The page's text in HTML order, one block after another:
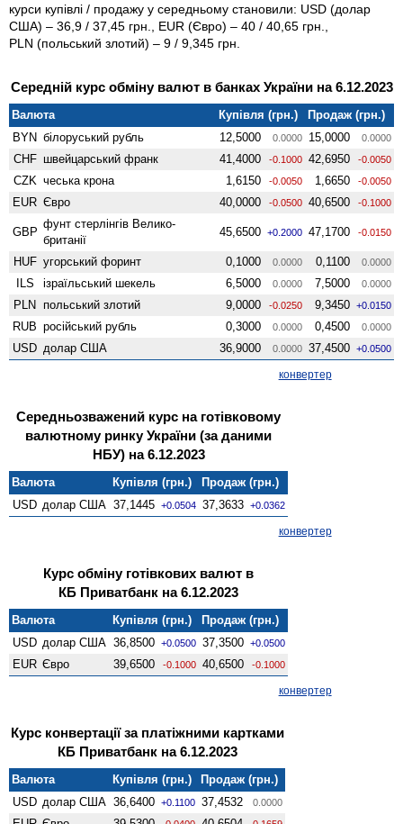
курси купівлі / продажу у середньому становили: USD (долар
США) – 36,9 / 37,45 грн., EUR (Євро) – 40 / 40,65 грн.,
PLN (польський злотий) – 9 / 9,345 грн.
Середній курс обміну валют в банках України на 6.12.2023
Валюта Купівля (грн.)
Продаж (грн.)
BYN білоруський рубль 12,5000 0.0000 15,0000 0.0000
CHF швейцарський франк 41,4000 -0.1000 42,6950 -0.0050
CZK чеська крона 1,6150 -0.0050 1,6650 -0.0050
EUR Євро 40,0000 -0.0500 40,6500 -0.1000
GBP
фунт стерлінгів Велико­
британії
45,6500 +0.2000 47,1700 -0.0150
HUF угорський форинт 0,1000 0.0000 0,1100 0.0000
ILS ізраїльський шекель 6,5000 0.0000 7,5000 0.0000
PLN польський злотий 9,0000 -0.0250 9,3450 +0.0150
RUB російський рубль 0,3000 0.0000 0,4500 0.0000
USD долар США 36,9000 0.0000 37,4500 +0.0500
конвертер
Середньозважений курс на готівковому
валютному ринку України (за даними
НБУ) на 6.12.2023
Валюта Купівля (грн.)
Продаж (грн.)
USD долар США 37,1445 +0.0504 37,3633 +0.0362
конвертер
Курс обміну готівкових валют в
КБ Приватбанк на 6.12.2023
Валюта Купівля (грн.)
Продаж (грн.)
USD долар США 36,8500 +0.0500 37,3500 +0.0500
EUR Євро 39,6500 -0.1000 40,6500 -0.1000
конвертер
Курс конвертації за платіжними картками
КБ Приватбанк на 6.12.2023
Валюта Купівля (грн.)
Продаж (грн.)
USD долар США 36,6400 +0.1100 37,4532 0.0000